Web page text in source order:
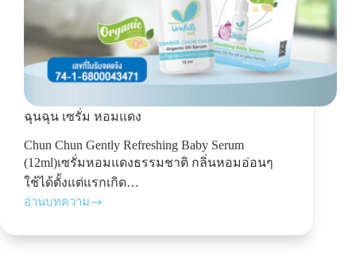
ฉุนฉุน เซรั่ม หอมแดง
Chun Chun Gently Refreshing Baby Serum
(12ml)เซรั่มหอมแดงธรรมชาติ กลิ่นหอมอ่อนๆ
ใช้ได้ตั้งแต่แรกเกิด…
อ่านบทความ